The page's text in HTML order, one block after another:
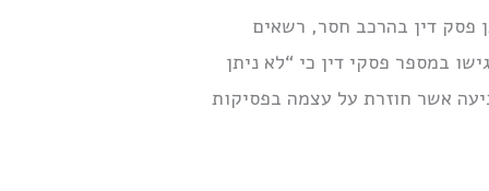
פסק דין בהרכב חסר, רשאים
במספר פסקי דין כי “לא ניתן
אשר חוזרת על עצמה בפסיקות